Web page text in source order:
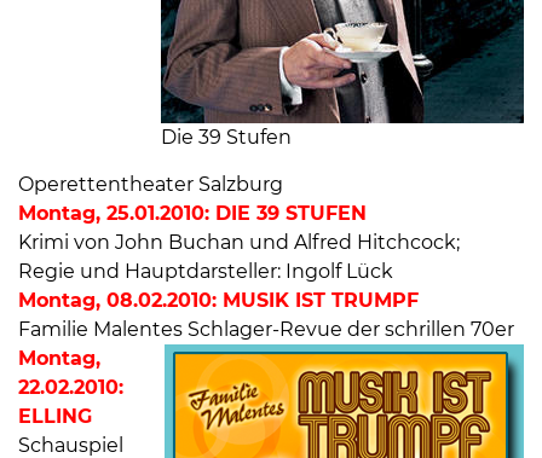
Die 39 Stufen
Operettentheater Salzburg
Montag, 25.01.2010: DIE 39 STUFEN
Krimi von John Buchan und Alfred Hitchcock;
Regie und Hauptdarsteller: Ingolf Lück
Montag, 08.02.2010: MUSIK IST TRUMPF
Familie Malentes Schlager-Revue der schrillen 70er
Montag,
22.02.2010:
ELLING
Schauspiel